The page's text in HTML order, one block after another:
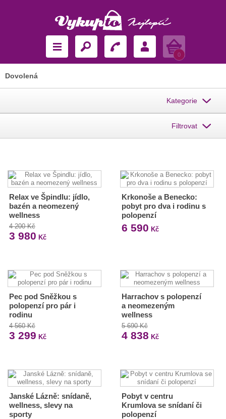
Košík
0
Dovolená
Kategorie
Filtrovat
Relax ve Špindlu: jídlo,
bazén a neomezený
wellness
4 200 Kč
3 980 Kč
Krkonoše a Benecko:
pobyt pro dva i rodinu s
polopenzí
6 590 Kč
Pec pod Sněžkou s
polopenzí pro pár i
rodinu
4 560 Kč
3 299 Kč
Harrachov s polopenzí
a neomezeným
wellness
5 690 Kč
4 838 Kč
Janské Lázně: snídaně,
wellness, slevy na
sporty
Pobyt v centru
Krumlova se snídaní či
polopenzí